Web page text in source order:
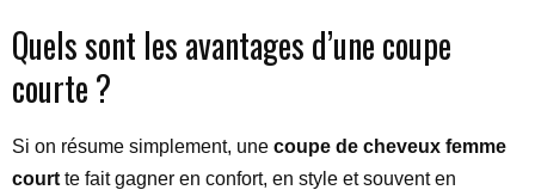
Quels sont les avantages d’une coupe
courte ?
Si on résume simplement, une coupe de cheveux femme
court te fait gagner en confort, en style et souvent en